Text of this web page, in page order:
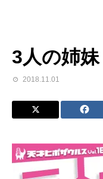
3人の姉妹
2018.11.01